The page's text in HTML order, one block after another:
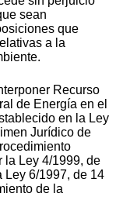
sean
que
a la
Recurso
de Energía en el
en la Ley
Jurídico de
la Ley 4/1999, de
Ley 6/1997, de 14
de la